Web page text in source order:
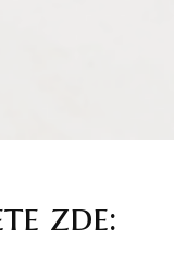
zde: